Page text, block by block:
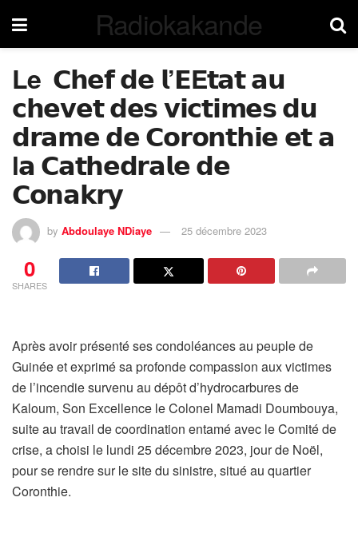
Radiokakande
Le 𝗖𝗵𝗲𝗳 𝗱𝗲 𝗹’𝗘E𝘁𝗮𝘁 𝗮𝘂
𝗰𝗵𝗲𝘃𝗲𝘁 𝗱𝗲𝘀 𝘃𝗶𝗰𝘁𝗶𝗺𝗲𝘀 𝗱𝘂
𝗱𝗿𝗮𝗺𝗲 𝗱𝗲 𝗖𝗼𝗿𝗼𝗻𝘁𝗵𝗶𝗲 𝗲𝘁 𝗮
l𝗮 𝗖𝗮𝘁𝗵𝗲𝗱𝗿𝗮𝗹𝗲 𝗱𝗲
𝗖𝗼𝗻𝗮𝗸𝗿𝘆
by Abdoulaye NDiaye 25 décembre 2023
0
SHARES
Après avoir présenté ses condoléances au peuple de
Guinée et exprimé sa profonde compassion aux victimes
de l’incendie survenu au dépôt d’hydrocarbures de
Kaloum, Son Excellence le Colonel Mamadi Doumbouya,
suite au travail de coordination entamé avec le Comité de
crise, a choisi le lundi 25 décembre 2023, jour de Noël,
pour se rendre sur le site du sinistre, situé au quartier
Coronthie.